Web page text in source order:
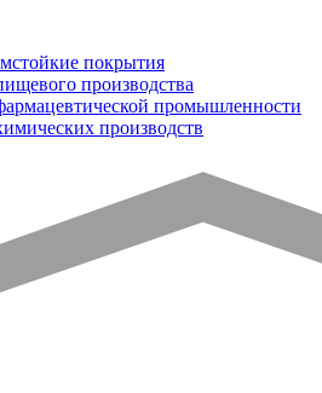
покрытия
производства
промышленности
производств